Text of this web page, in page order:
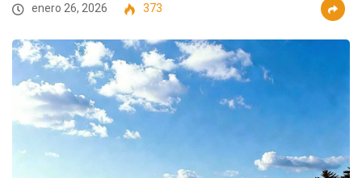
enero 26, 2026
373